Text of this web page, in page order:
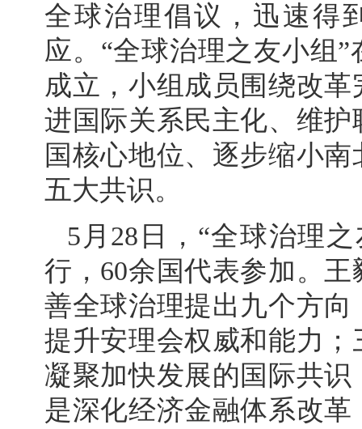
全球治理倡议，迅速得
应。“全球治理之友小组
成立，小组成员围绕改
进国际关系民主化、维
国核心地位、逐步缩小
五大共识。
5月28日，“全球治理
行，60余国代表参加。
善全球治理提出九个方
提升安理会权威和能力
凝聚加快发展的国际共
是深化经济金融体系改